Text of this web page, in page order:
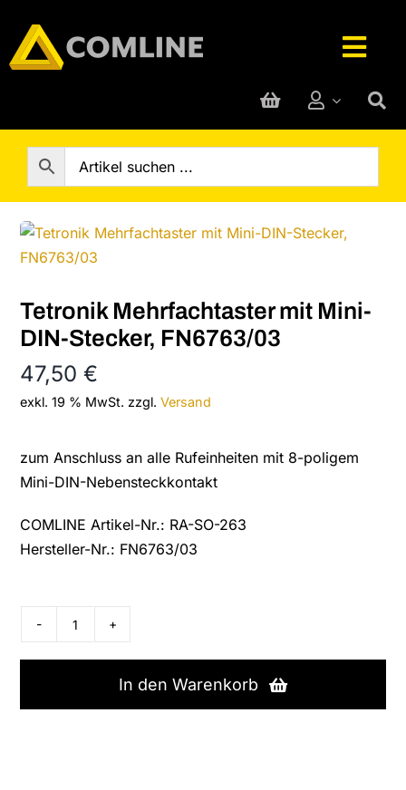
content
Technik-Service
Rufanlage
Hersteller
Support
Tetronik Mehrfachtaster mit Mini-
DIN-Stecker, FN6763/03
47,50€
exkl. 19 % MwSt. zzgl.Versand
zum Anschluss an alle Rufeinheiten mit 8-poligem
Mini-DIN-Nebensteckkontakt
COMLINE Artikel-Nr.: RA-SO-263
Hersteller-Nr.: FN6763/03
Tetronik
Mehrfachtaster
Mini-
In den Warenkorb